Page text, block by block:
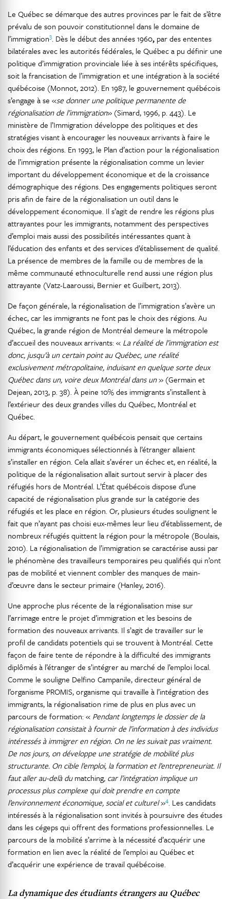
Le Québec se démarque des autres provinces par le fait de s’être
prévalu de son pouvoir constitutionnel dans le domaine de
l’immigration3. Dès le début des années 1960, par des ententes
bilatérales avec les autorités fédérales, le Québec a pu définir une
politique d’immigration provinciale liée à ses intérêts spécifiques,
soit la francisation de l’immigration et une intégration à la société
québécoise (Monnot, 2012). En 1987, le gouvernement québécois
s’engage à se «se donner une politique permanente de
régionalisation de l’immigration» (Simard, 1996, p. 443). Le
ministère de l’Immigration développe des politiques et des
stratégies visant à encourager les nouveaux arrivants à faire le
choix des régions. En 1993, le Plan d’action pour la régionalisation
de l’immigration présente la régionalisation comme un levier
important du développement économique et de la croissance
démographique des régions. Des engagements politiques seront
pris afin de faire de la régionalisation un outil dans le
développement économique. Il s’agit de rendre les régions plus
attrayantes pour les immigrants, notamment des perspectives
d’emploi mais aussi des possibilités intéressantes quant à
l’éducation des enfants et des services d’établissement de qualité.
La présence de membres de la famille ou de membres de la
même communauté ethnoculturelle rend aussi une région plus
attrayante (Vatz-Laaroussi, Bernier et Guilbert, 2013).
De façon générale, la régionalisation de l’immigration s’avère un
échec, car les immigrants ne font pas le choix des régions. Au
Québec, la grande région de Montréal demeure la métropole
d’accueil des nouveaux arrivants: « La réalité de l’immigration est
donc, jusqu’à un certain point au Québec, une réalité
exclusivement métropolitaine, induisant en quelque sorte deux
Québec dans un, voire deux Montréal dans un» (Germain et
Dejean, 2013, p. 38). À peine 10% des immigrants s’installent à
l’extérieur des deux grandes villes du Québec, Montréal et
Québec.
Au départ, le gouvernement québécois pensait que certains
immigrants économiques sélectionnés à l’étranger allaient
s’installer en région. Cela allait s’avérer un échec et, en réalité, la
politique de la régionalisation allait surtout servir à placer des
réfugiés hors de Montréal. L’État québécois dispose d’une
capacité de régionalisation plus grande sur la catégorie des
réfugiés et les place en région. Or, plusieurs études soulignent le
fait que n’ayant pas choisi eux-mêmes leur lieu d’établissement, de
nombreux réfugiés quittent la région pour la métropole (Boulais,
2010). La régionalisation de l’immigration se caractérise aussi par
le phénomène des travailleurs temporaires peu qualifiés qui n’ont
pas de mobilité et viennent combler des manques de main-
d’œuvre dans le secteur primaire (Hanley, 2016).
Une approche plus récente de la régionalisation mise sur
l’arrimage entre le projet d’immigration et les besoins de
formation des nouveaux arrivants. Il s’agit de travailler sur le
profil de candidats potentiels qui se trouvent à Montréal. Cette
façon de faire tente de répondre à la difficulté des immigrants
diplômés à l’étranger de s’intégrer au marché de l’emploi local.
Comme le souligne Delfino Campanile, directeur général de
l’organisme PROMIS, organisme qui travaille à l’intégration des
immigrants, la régionalisation rime de plus en plus avec un
parcours de formation: « Pendant longtemps le dossier de la
régionalisation consistait à fournir de l’information à des individus
intéressés à immigrer en région. On ne les suivait pas vraiment.
De nos jours, on développe une stratégie de mobilité plus
structurante. On cible l’emploi, la formation et l’entrepreneuriat. Il
faut aller au-delà dumatching, car l’intégration implique un
processus plus complexe qui doit prendre en compte
l’environnement économique, social et culturel»4. Les candidats
intéressés à la régionalisation sont invités à poursuivre des études
dans les cégeps qui offrent des formations professionnelles. Le
parcours de la mobilité s’arrime à la nécessité d’acquérir une
formation en lien avec la réalité de l’emploi au Québec et
d’acquérir une expérience de travail québécoise.
La dynamique des étudiants étrangers au Québec